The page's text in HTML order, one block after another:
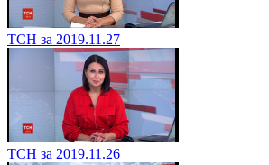
ТСН за 2019.11.27
ТСН за 2019.11.26